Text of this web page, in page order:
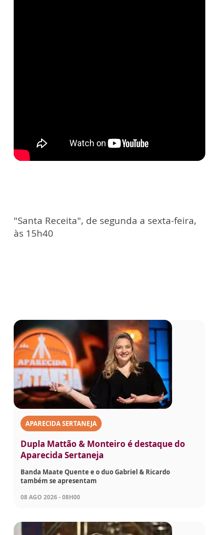
"Santa Receita", de segunda a sexta-feira,
às 15h40
APARECIDA SERTANEJA
Dupla Mattão & Monteiro é destaque do
Aparecida Sertaneja
Banda Maate Quente e o duo Gabriel & Ricardo
também se apresentam
08 AGO 2026 - 08H00